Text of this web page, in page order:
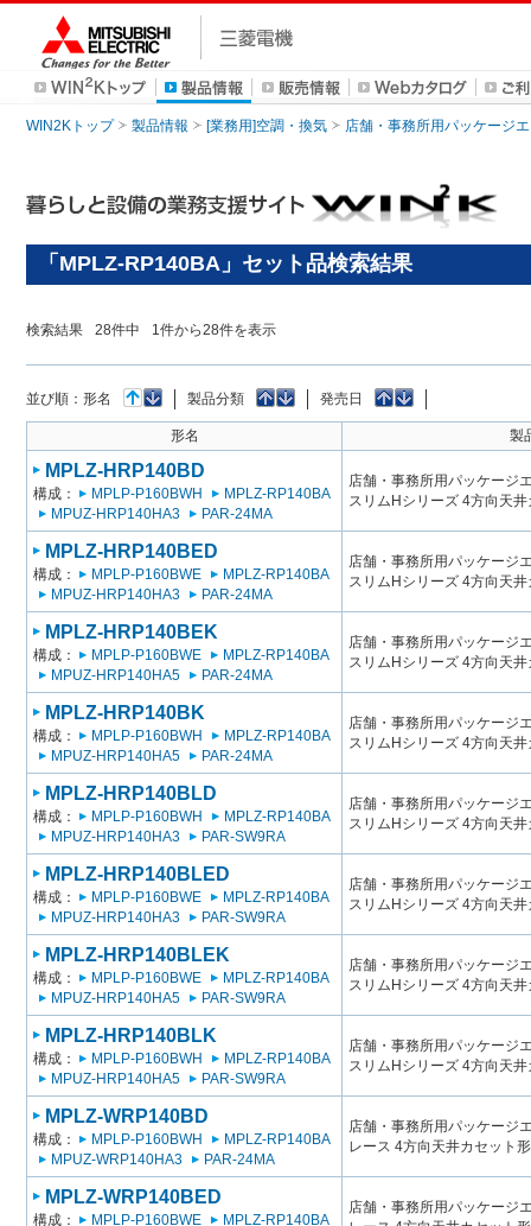
WIN2Kトップ 製品情報 [業務用]空調・換気 店舗・事務所用パッケージ
「MPLZ-RP140BA」セット品検索結果
検索結果 28件中 1件から28件を表示
並び順： 形名 製品分類 発売日
形名 製
MPLZ-HRP140BD
構成： MPLP-P160BWH
MPLZ-RP140BA
MPUZ-HRP140HA3
PAR-24MA
店舗・事務所用パッケージ
スリムHシリーズ 4方向天
MPLZ-HRP140BED
構成： MPLP-P160BWE
MPLZ-RP140BA
MPUZ-HRP140HA3
PAR-24MA
店舗・事務所用パッケージ
スリムHシリーズ 4方向天
MPLZ-HRP140BEK
構成： MPLP-P160BWE
MPLZ-RP140BA
MPUZ-HRP140HA5
PAR-24MA
店舗・事務所用パッケージ
スリムHシリーズ 4方向天
MPLZ-HRP140BK
構成： MPLP-P160BWH
MPLZ-RP140BA
MPUZ-HRP140HA5
PAR-24MA
店舗・事務所用パッケージ
スリムHシリーズ 4方向天
MPLZ-HRP140BLD
構成： MPLP-P160BWH
MPLZ-RP140BA
MPUZ-HRP140HA3
PAR-SW9RA
店舗・事務所用パッケージ
スリムHシリーズ 4方向天
MPLZ-HRP140BLED
構成： MPLP-P160BWE
MPLZ-RP140BA
MPUZ-HRP140HA3
PAR-SW9RA
店舗・事務所用パッケージ
スリムHシリーズ 4方向天
MPLZ-HRP140BLEK
構成： MPLP-P160BWE
MPLZ-RP140BA
MPUZ-HRP140HA5
PAR-SW9RA
店舗・事務所用パッケージ
スリムHシリーズ 4方向天
MPLZ-HRP140BLK
構成： MPLP-P160BWH
MPLZ-RP140BA
MPUZ-HRP140HA5
PAR-SW9RA
店舗・事務所用パッケージ
スリムHシリーズ 4方向天
MPLZ-WRP140BD
構成： MPLP-P160BWH
MPLZ-RP140BA
MPUZ-WRP140HA3
PAR-24MA
店舗・事務所用パッケージ
レース 4方向天井カセット形
MPLZ-WRP140BED
構成： MPLP-P160BWE
MPLZ-RP140BA
店舗・事務所用パッケージ